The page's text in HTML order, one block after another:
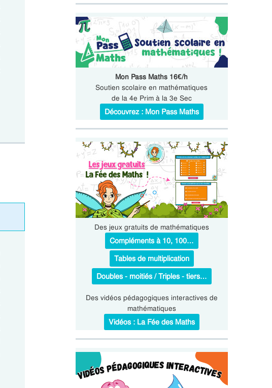
Mon Pass Maths 16€/h
Soutien scolaire en mathématiques
de la 4e Prim à la 3e Sec
Découvrez : Mon Pass Maths
Des jeux gratuits de mathématiques
Compléments à 10, 100…
Tables de multiplication
Doubles - moitiés / Triples - tiers…
Des vidéos pédagogiques interactives de
mathématiques
Vidéos : La Fée des Maths